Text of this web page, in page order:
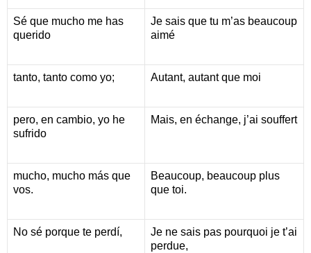
Sé que mucho me has
querido
Je sais que tu m’as beaucoup
aimé
tanto, tanto como yo; Autant, autant que moi
pero, en cambio, yo he
sufrido
Mais, en échange, j’ai souffert
mucho, mucho más que
vos.
Beaucoup, beaucoup plus
que toi.
No sé porque te perdí,
Je ne sais pas pourquoi je t’ai
perdue,